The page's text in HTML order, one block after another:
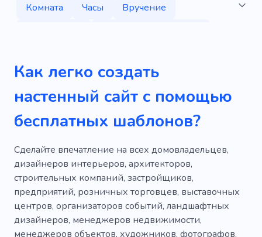
Комната Часы
Вручение
Прокат
Журнал
Пресс-релизы
Раф
Арендаторы
Город
Обрезка деревьев
Рабочее пространство
Дизайн интерьера
Реконструкция
Ремонт
Любовь
Удивительный
Отличный
Популярный
Уникальный
Крутой
Как легко создать
настенный сайт с помощью
бесплатных шаблонов?
Сделайте впечатление на всех домовладельцев,
дизайнеров интерьеров, архитекторов,
строительных компаний, застройщиков,
предприятий, розничных торговцев, выставочных
центров, организаторов событий, ландшафтных
дизайнеров, менеджеров недвижимости,
менеджеров объектов, художников, фотографов,